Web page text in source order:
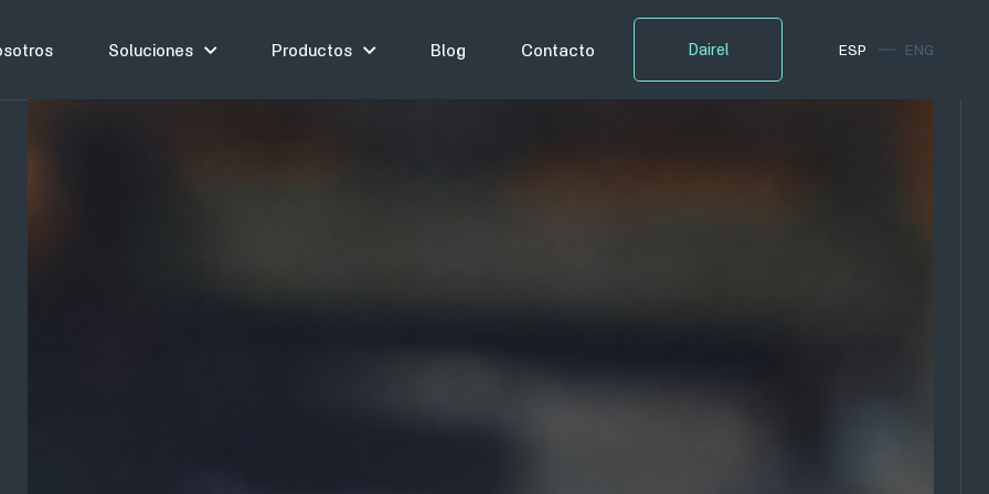
Soluciones Productos Blog Contacto Dairel ESP ENG